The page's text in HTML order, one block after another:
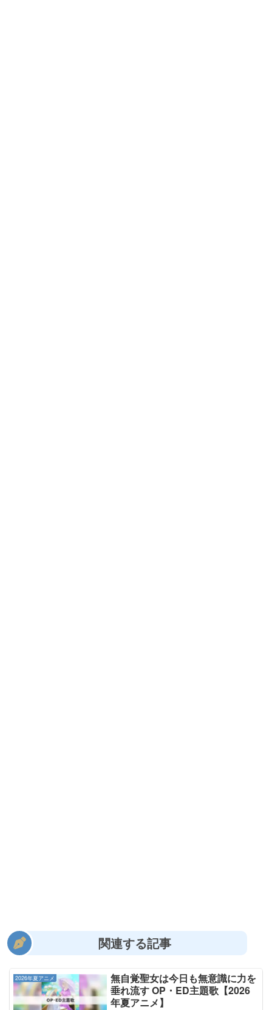
関連する記事
2026年夏アニメ
無自覚聖女は今日も無意識に力を
垂れ流す OP・ED主題歌【2026
年夏アニメ】